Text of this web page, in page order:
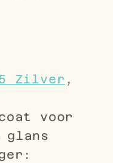
Zilver ,
voor
glans